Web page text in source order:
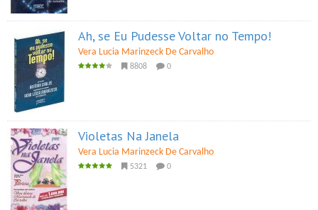
Ah, se Eu Pudesse Voltar no Tempo!
Vera Lucia Marinzeck De Carvalho
8808 0
Violetas Na Janela
Vera Lucia Marinzeck De Carvalho
5321 0